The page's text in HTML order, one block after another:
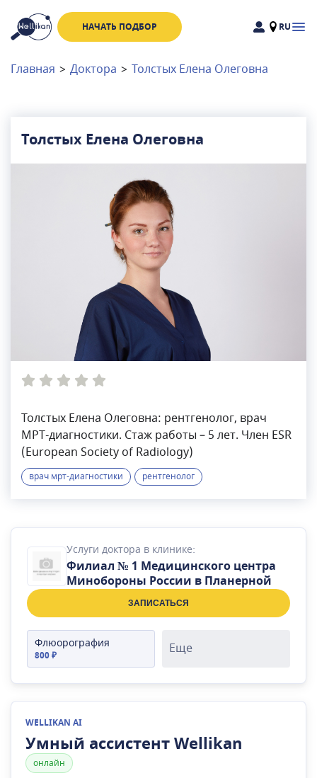
НАЧАТЬ ПОДБОР RU
Доктора
Клиники
Московская область
Главная > Доктора > Толстых Елена Олеговна
Толстых Елена Олеговна
Толстых Елена Олеговна: рентгенолог, врач
МРТ-диагностики. Стаж работы – 5 лет. Член ESR
(European Society of Radiology)
врач мрт-диагностики рентгенолог
Услуги доктора в клинике:
Филиал № 1 Медицинского центра
Минобороны России в Планерной
ЗАПИСАТЬСЯ
Флюорография
800 ₽ Еще
WELLIKAN AI
Умный ассистент Wellikan
онлайн